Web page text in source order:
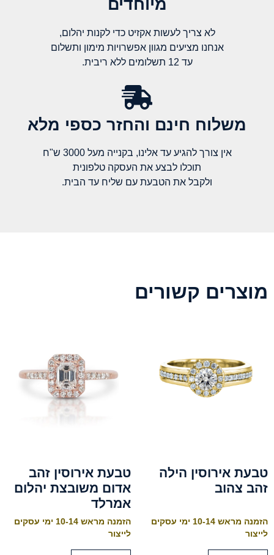
מיוחדים
לא צריך לעשות אקזיט כדי לקנות יהלום,
אנחנו מציעים מגוון אפשרויות מימון ותשלום
עד 12 תשלומים ללא ריבית.
משלוח חינם והחזר כספי מלא​
אין צורך להגיע עד אלינו, בקנייה מעל 3000 ש"ח
תוכלו לבצע את העסקה טלפונית
ולקבל את הטבעת עם שליח עד הבית.
מוצרים קשורים
טבעת אירוסין הילה
זהב צהוב
הזמנה מראש 10-14 ימי עסקים
לייצור
טבעת אירוסין זהב
אדום משובצת יהלום
אמרלד
הזמנה מראש 10-14 ימי עסקים
לייצור